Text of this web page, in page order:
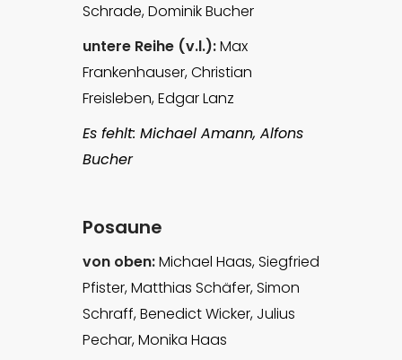
Schrade, Dominik Bucher
untere Reihe (v.l.):Max
Frankenhauser, Christian
Freisleben, Edgar Lanz
Es fehlt: Michael Amann, Alfons
Bucher
Posaune
von oben:Michael Haas, Siegfried
Pfister, Matthias Schäfer, Simon
Schraff, Benedict Wicker, Julius
Pechar, Monika Haas